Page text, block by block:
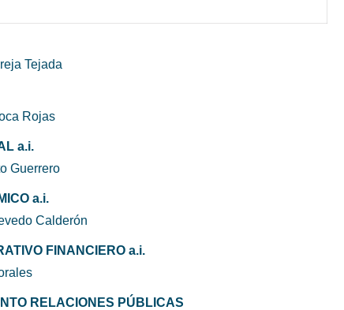
Tejada
Rojas
a.i.
Guerrero
a.i.
Calderón
FINANCIERO a.i.
RELACIONES PÚBLICAS